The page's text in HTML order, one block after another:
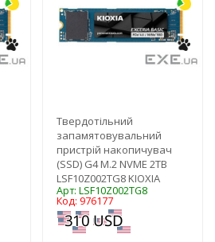
Твердотільний
запамятовувальний
пристрій накопичувач
(SSD) G4 M.2 NVME 2TB
LSF10Z002TG8 KIOXIA
Арт: LSF10Z002TG8
Код: 976177